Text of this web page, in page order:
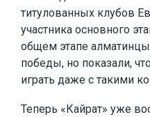
титулованных клубов
участника основного
общем этапе
победы, но показали,
играть даже с такими
Теперь «Кайрат» уже